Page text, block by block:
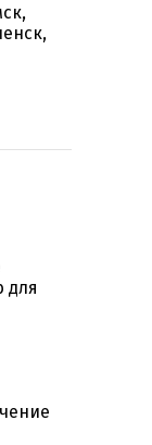
для